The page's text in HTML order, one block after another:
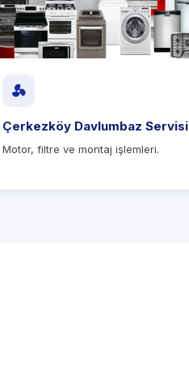
Çerkezköy Davlumbaz Servisi
Motor, filtre ve montaj işlemleri.